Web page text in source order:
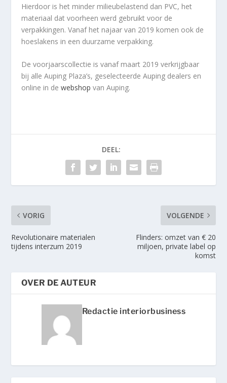
Hierdoor is het minder milieubelastend dan PVC, het
materiaal dat voorheen werd gebruikt voor de
verpakkingen. Vanaf het najaar van 2019 komen ook de
hoeslakens in een duurzame verpakking.
De voorjaarscollectie is vanaf maart 2019 verkrijgbaar
bij alle Auping Plaza’s, geselecteerde Auping dealers en
online in dewebshop van Auping.
DEEL:
VORIG
Revolutionaire materialen
tijdens interzum 2019
VOLGENDE
Flinders: omzet van € 20
miljoen, private label op
komst
OVER DE AUTEUR
Redactie interiorbusiness